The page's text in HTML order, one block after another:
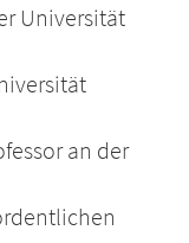
Universität
an der